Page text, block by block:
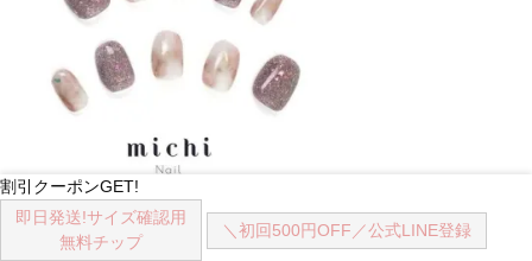
くすみニュアンス×フラッシュネイル
割引クーポンGET!
即日発送!サイズ確認用
無料チップ
＼初回500円OFF／公式LINE登録